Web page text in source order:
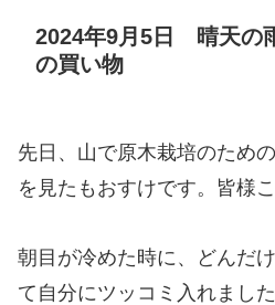
2024年9月5日 晴天の
の買い物
先日、山で原木栽培のため
を見たもおすけです。皆様こ
朝目が冷めた時に、どんだ
て自分にツッコミ入れました